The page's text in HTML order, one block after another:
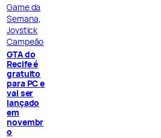
Game da
Semana
Joystick
Campeão
GTA do
Recife é
gratuito
para PC e
vai ser
lançado
em
novembr
o